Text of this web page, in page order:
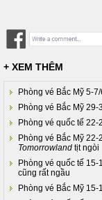
+ XEM THÊM
Phòng vé Bắc Mỹ 5-
Phòng vé Bắc Mỹ 29-
Phòng vé quốc tế 22-
Phòng vé Bắc Mỹ
Tomorrowland tịt ngòi
Phòng vé quốc tế
cũng rất ngầu
Phòng vé Bắc Mỹ 15-